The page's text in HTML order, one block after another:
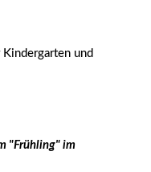
"Frühling" im